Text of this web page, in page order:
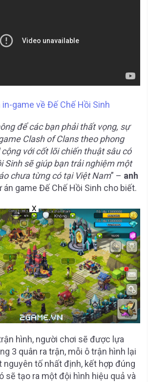
game về Đế Chế Hồi Sinh
để các bạn phải thất vọng, sự
Clash of Clans theo phong
với cốt lõi chiến thuật sâu có
Sinh sẽ giúp bạn trải nghiệm một
chưa từng có tại Việt Nam” – anh
án game Đế Chế Hồi Sinh cho biết.
X
hình, người chơi sẽ được lựa
3 quân ra trận, mỗi ô trận hình lại
nguyên tố nhất định, kết hợp đúng
sẽ tạo ra một đội hình hiệu quả và